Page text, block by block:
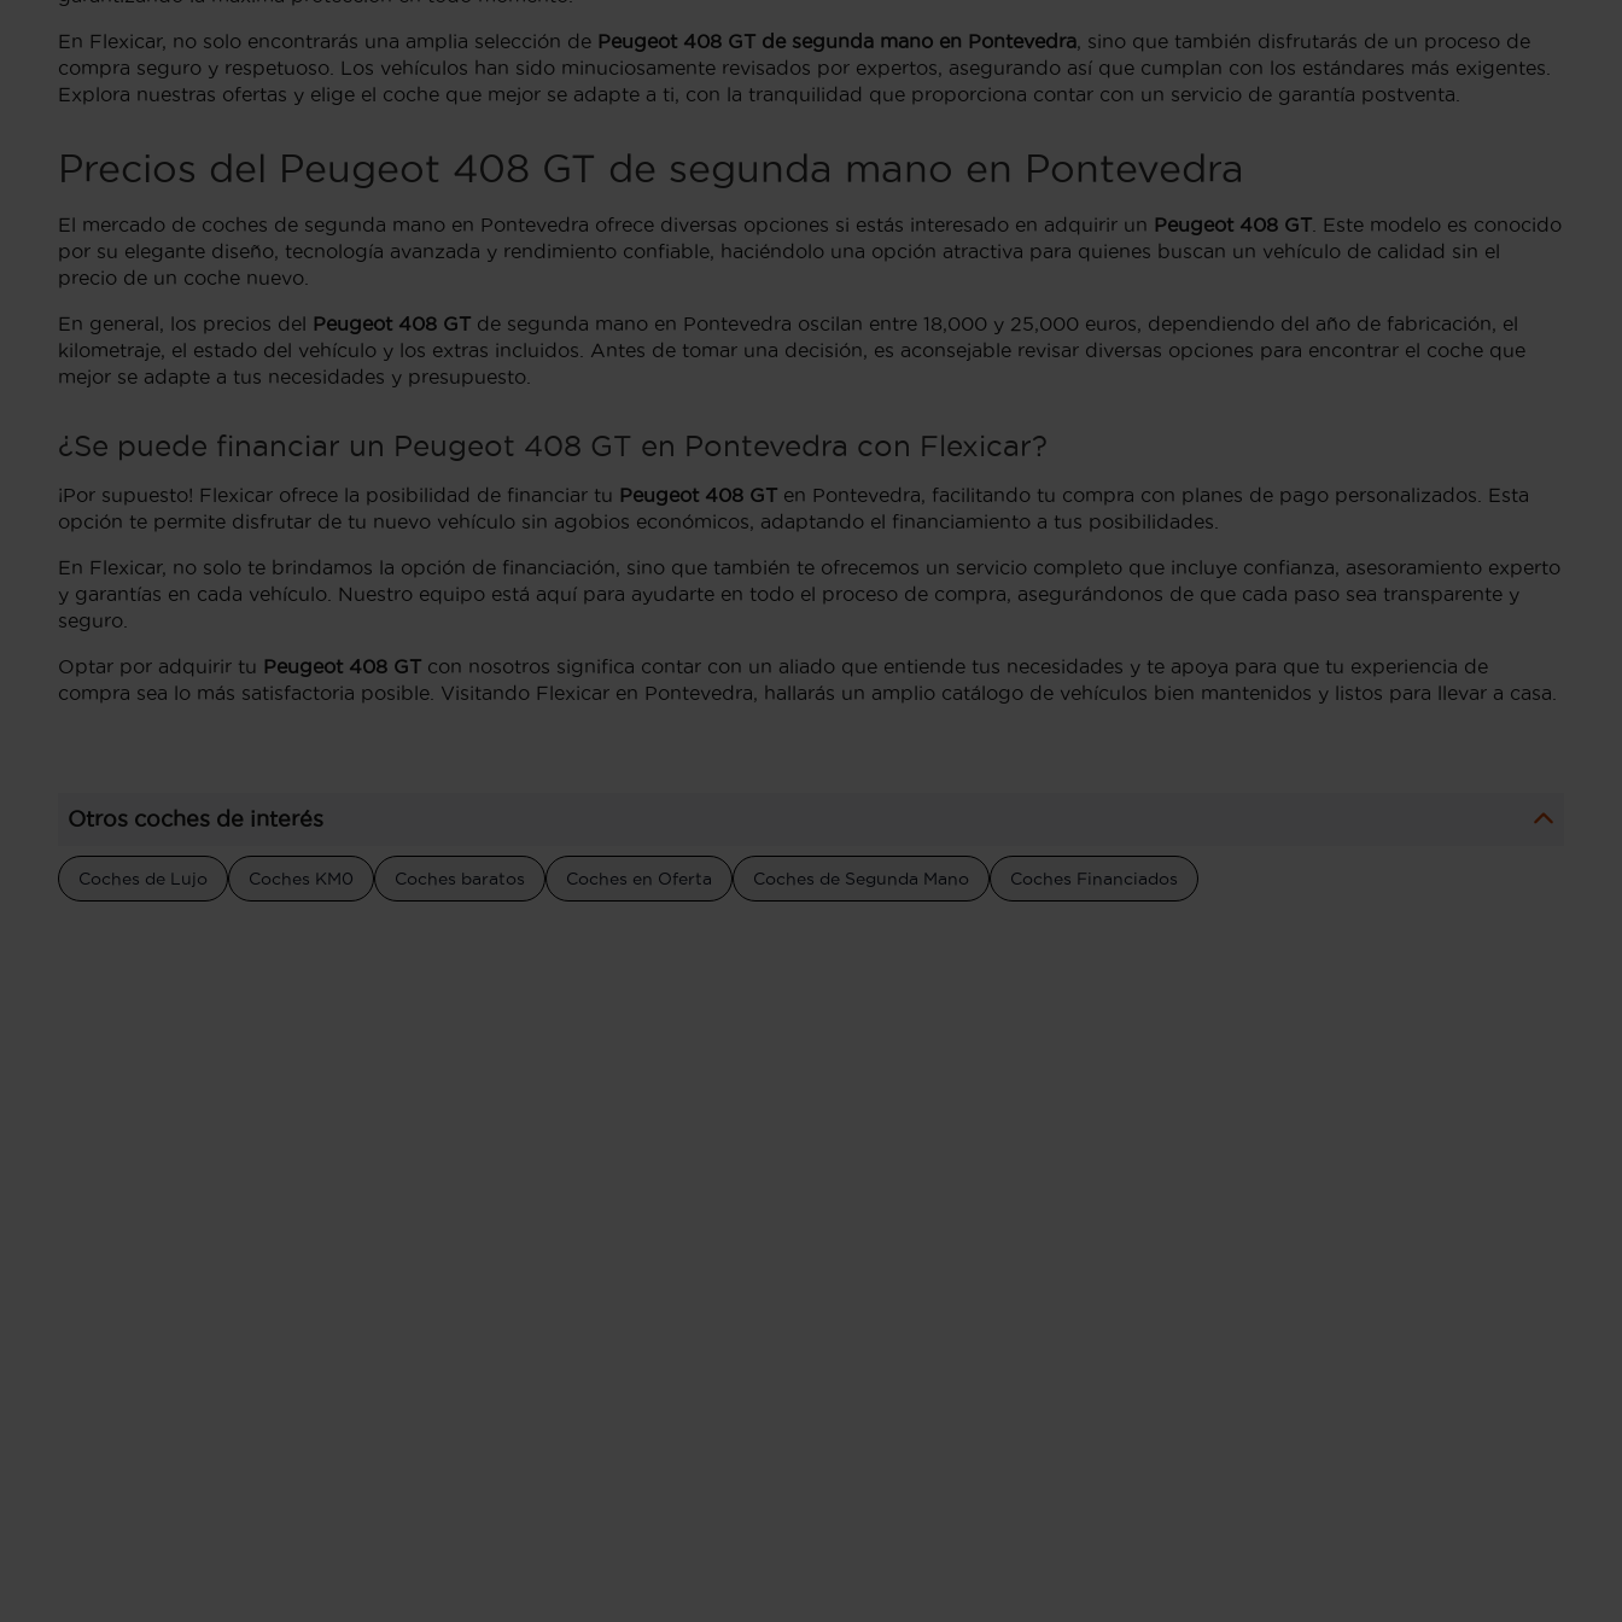
En Flexicar, no solo encontrarás una amplia selección de Peugeot 408 GT de segunda mano en Pontevedra, sino que también disfrutarás de un proceso de
compra seguro y respetuoso. Los vehículos han sido minuciosamente revisados por expertos, asegurando así que cumplan con los estándares más exigentes.
Explora nuestras ofertas y elige el coche que mejor se adapte a ti, con la tranquilidad que proporciona contar con un servicio de garantía postventa.
Precios del Peugeot 408 GT de segunda mano en Pontevedra
El mercado de coches de segunda mano en Pontevedra ofrece diversas opciones si estás interesado en adquirir un Peugeot 408 GT . Este modelo es conocido
por su elegante diseño, tecnología avanzada y rendimiento confiable, haciéndolo una opción atractiva para quienes buscan un vehículo de calidad sin el
precio de un coche nuevo.
En general, los precios del Peugeot 408 GT de segunda mano en Pontevedra oscilan entre 18,000 y 25,000 euros, dependiendo del año de fabricación, el
kilometraje, el estado del vehículo y los extras incluidos. Antes de tomar una decisión, es aconsejable revisar diversas opciones para encontrar el coche que
mejor se adapte a tus necesidades y presupuesto.
¿Se puede financiar un Peugeot 408 GT en Pontevedra con Flexicar?
¡Por supuesto! Flexicar ofrece la posibilidad de financiar tu Peugeot 408 GT en Pontevedra, facilitando tu compra con planes de pago personalizados. Esta
opción te permite disfrutar de tu nuevo vehículo sin agobios económicos, adaptando el financiamiento a tus posibilidades.
En Flexicar, no solo te brindamos la opción de financiación, sino que también te ofrecemos un servicio completo que incluye confianza, asesoramiento experto
y garantías en cada vehículo. Nuestro equipo está aquí para ayudarte en todo el proceso de compra, asegurándonos de que cada paso sea transparente y
seguro.
Optar por adquirir tu Peugeot 408 GT con nosotros significa contar con un aliado que entiende tus necesidades y te apoya para que tu experiencia de
compra sea lo más satisfactoria posible. Visitando Flexicar en Pontevedra, hallarás un amplio catálogo de vehículos bien mantenidos y listos para llevar a casa.
Otros coches de interés
Coches de Lujo Coches KM0 Coches baratos Coches en Oferta Coches de Segunda Mano Coches Financiados